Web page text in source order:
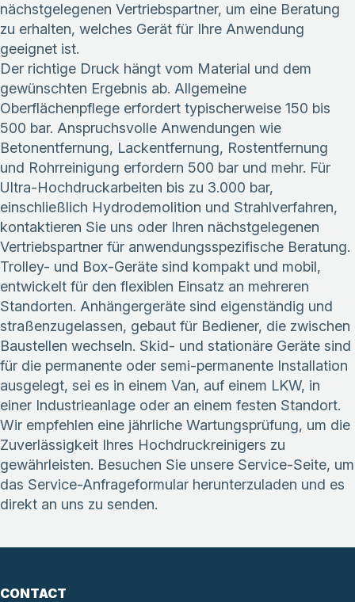
nächstgelegenen Vertriebspartner, um eine Beratung
zu erhalten, welches Gerät für Ihre Anwendung
geeignet ist.
Der richtige Druck hängt vom Material und dem
gewünschten Ergebnis ab. Allgemeine
Oberflächenpflege erfordert typischerweise 150 bis
500 bar. Anspruchsvolle Anwendungen wie
Betonentfernung, Lackentfernung, Rostentfernung
und Rohrreinigung erfordern 500 bar und mehr. Für
Ultra-Hochdruckarbeiten bis zu 3.000 bar,
einschließlich Hydrodemolition und Strahlverfahren,
kontaktieren Sie uns oder Ihren nächstgelegenen
Vertriebspartner für anwendungsspezifische Beratung.
Trolley- und Box-Geräte sind kompakt und mobil,
entwickelt für den flexiblen Einsatz an mehreren
Standorten. Anhängergeräte sind eigenständig und
straßenzugelassen, gebaut für Bediener, die zwischen
Baustellen wechseln. Skid- und stationäre Geräte sind
für die permanente oder semi-permanente Installation
ausgelegt, sei es in einem Van, auf einem LKW, in
einer Industrieanlage oder an einem festen Standort.
Wir empfehlen eine jährliche Wartungsprüfung, um die
Zuverlässigkeit Ihres Hochdruckreinigers zu
gewährleisten. Besuchen Sie unsere Service-Seite, um
das Service-Anfrageformular herunterzuladen und es
direkt an uns zu senden.
CONTACT